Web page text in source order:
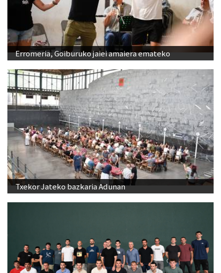
Erromeria, Goiburuko jaiei amaiera emateko
Txekor Jateko bazkaria Adunan